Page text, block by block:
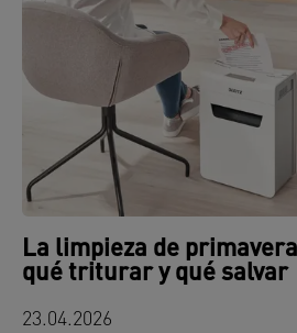
La limpieza de
qué triturar y qué salvar
23.04.2026